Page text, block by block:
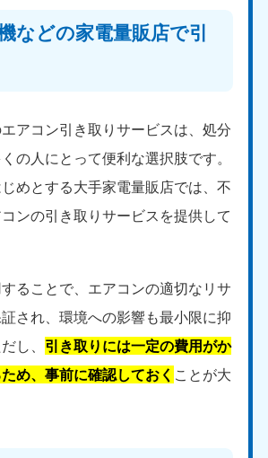
などの家電量販店で引
アコン引き取りサービスは、処分
の人にとって便利な選択肢です。
めとする大手家電量販店では、不
ンの引き取りサービスを提供して
ることで、エアコンの適切なリサ
され、環境への影響も最小限に抑
し、 引き取りには一定の費用がか
め、事前に確認しておく ことが大
中無休
徳島県
050-1880-9898
9:00〜19:00 年中無休
無休
高知県
050-1880-9897
九州・沖縄
中無休
佐賀県
050-1880-9894
9:00〜19:00 年中無休